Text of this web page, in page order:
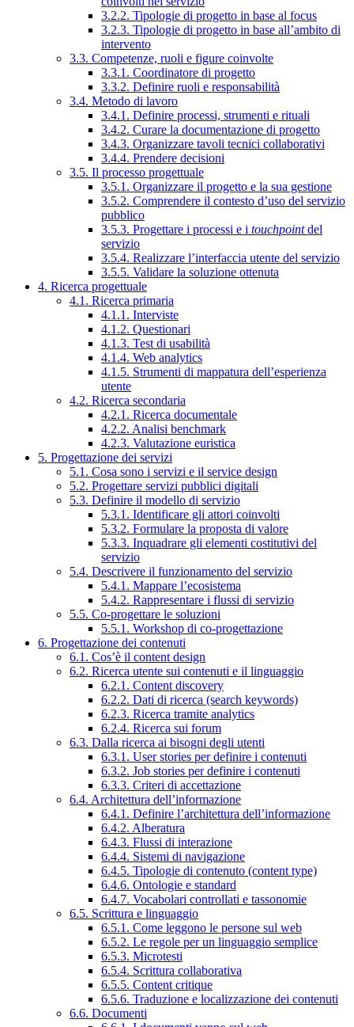
3.2.2. Tipologie di progetto in base al focus
3.2.3. Tipologie di progetto in base all’ambito di
intervento
3.3. Competenze, ruoli e figure coinvolte
3.3.1. Coordinatore di progetto
3.3.2. Definire ruoli e responsabilità
3.4. Metodo di lavoro
3.4.1. Definire processi, strumenti e rituali
3.4.2. Curare la documentazione di progetto
3.4.3. Organizzare tavoli tecnici collaborativi
3.4.4. Prendere decisioni
3.5. Il processo progettuale
3.5.1. Organizzare il progetto e la sua gestione
3.5.2. Comprendere il contesto d’uso del servizio
pubblico
3.5.3. Progettare i processi e i touchpointdel
servizio
3.5.4. Realizzare l’interfaccia utente del servizio
3.5.5. Validare la soluzione ottenuta
4. Ricerca progettuale
4.1. Ricerca primaria
4.1.1. Interviste
4.1.2. Questionari
4.1.3. Test di usabilità
4.1.4. Web analytics
4.1.5. Strumenti di mappatura dell’esperienza
utente
4.2. Ricerca secondaria
4.2.1. Ricerca documentale
4.2.2. Analisi benchmark
4.2.3. Valutazione euristica
5. Progettazione dei servizi
5.1. Cosa sono i servizi e il service design
5.2. Progettare servizi pubblici digitali
5.3. Definire il modello di servizio
5.3.1. Identificare gli attori coinvolti
5.3.2. Formulare la proposta di valore
5.3.3. Inquadrare gli elementi costitutivi del
servizio
5.4. Descrivere il funzionamento del servizio
5.4.1. Mappare l’ecosistema
5.4.2. Rappresentare i flussi di servizio
5.5. Co-progettare le soluzioni
5.5.1. Workshop di co-progettazione
6. Progettazione dei contenuti
6.1. Cos’è il content design
6.2. Ricerca utente sui contenuti e il linguaggio
6.2.1. Content discovery
6.2.2. Dati di ricerca (search keywords)
6.2.3. Ricerca tramite analytics
6.2.4. Ricerca sui forum
6.3. Dalla ricerca ai bisogni degli utenti
6.3.1. User stories per definire i contenuti
6.3.2. Job stories per definire i contenuti
6.3.3. Criteri di accettazione
6.4. Architettura dell’informazione
6.4.1. Definire l’architettura dell’informazione
6.4.2. Alberatura
6.4.3. Flussi di interazione
6.4.4. Sistemi di navigazione
6.4.5. Tipologie di contenuto (content type)
6.4.6. Ontologie e standard
6.4.7. Vocabolari controllati e tassonomie
6.5. Scrittura e linguaggio
6.5.1. Come leggono le persone sul web
6.5.2. Le regole per un linguaggio semplice
6.5.3. Microtesti
6.5.4. Scrittura collaborativa
6.5.5. Content critique
6.5.6. Traduzione e localizzazione dei contenuti
6.6. Documenti